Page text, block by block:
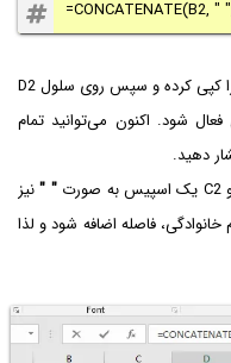
=CONCATENATE(B2, "
به جای تایپ کردن دستور فوق، می‌توانید آن را کپی کرده و سپس روی سلول D2
شود. اکنون می‌توانید تمام
دهید.
" "نیز
فاصله اضافه شود و لذا